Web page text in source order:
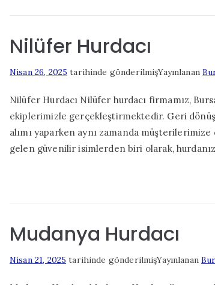
Nilüfer Hurdacı
Nisan 26, 2025 tarihinde gönderilmişYayınlanan
Nilüfer Hurdacı Nilüfer hurdacı firmamız,
ekiplerimizle gerçekleştirmektedir. Geri
alımı yaparken aynı zamanda
gelen güvenilir isimlerden biri olarak,
Mudanya Hurdacı
Nisan 21, 2025 tarihinde gönderilmişYayınlanan